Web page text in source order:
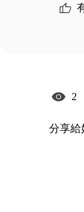
2
分享給